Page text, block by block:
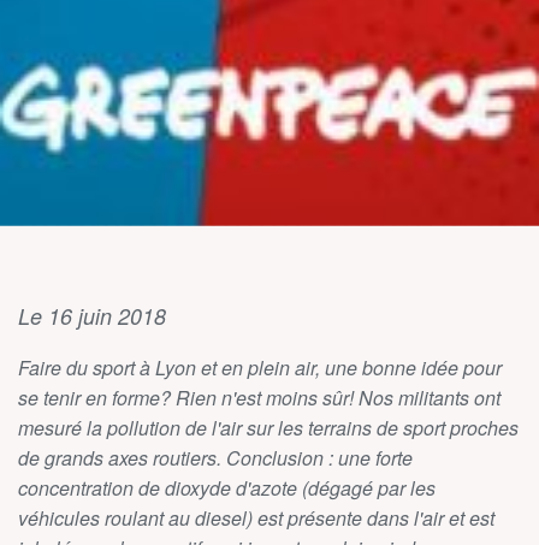
Le 16 juin 2018
Faire du sport à Lyon et en plein air, une bonne idée pour
se tenir en forme? Rien n'est moins sûr! Nos militants ont
mesuré la pollution de l'air sur les terrains de sport proches
de grands axes routiers. Conclusion : une forte
concentration de dioxyde d'azote (dégagé par les
véhicules roulant au diesel) est présente dans l'air et est